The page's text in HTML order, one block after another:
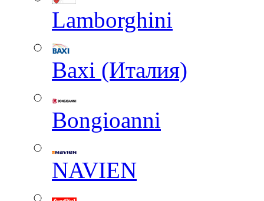
Lamborghini
Baxi (Италия)
Вongioanni
NAVIEN